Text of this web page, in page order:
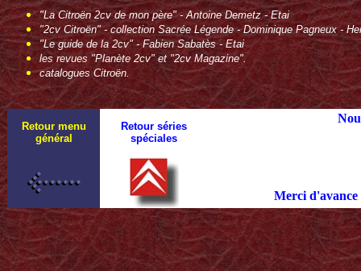
"La Citroën 2cv de mon père" - Antoine Demetz - Etai
"2cv Citroën" - collection Sacrée Légende - Dominique Pagneux -
"Le guide de la 2cv" - Fabien Sabatès - Etai
les revues "Planète 2cv" et "2cv Magazine".
catalogues Citroën.
Retour menu
général
Retour séries
spéciales
Merci